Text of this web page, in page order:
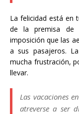
La felicidad está en
de la premisa de
imposición que las
a sus pasajeros.
mucha frustración,
llevar.
Las vacaciones
atreverse a ser